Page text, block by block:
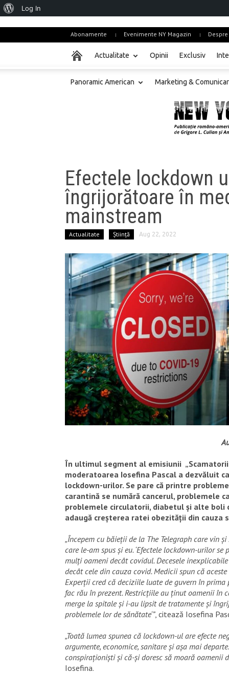
Abonamente Evenimente NY Magazin
Actualitate Opinii Exclusiv
Panoramic American Marketing &
Efectele lockdown
îngrijorătoare în
mainstream
Actualitate Știință Aug 22, 2022
În ultimul segment al emisiunii
moderatoarea Iosefina Pascal a dezvăluit
lockdown-urilor. Se pare că printre
carantină se numără cancerul, problemele
problemele circulatorii, diabetul și alte boli
adaugă creșterea ratei obezității din cauza
„Începem cu băieții de la The Telegraph care vin
care le-am spus și eu. ‘Efectele lockdown-urilor
mulți oameni decât covidul. Decesele
decât cele din cauza covid. Medicii spun că
Experții cred că deciziile luate de guvern în prima
fac rău în prezent. Restricțiile au ținut oamenii în
merge la spitale și i-au lipsit de tratamente și
problemele lor de sănătate‘”, citează Iosefina
„Toată lumea spunea că lockdown-ul are efecte
argumente, economice, sanitare și așa mai
conspiraționiști și că-și doresc să moară oamenii
Iosefina.
About
Log In